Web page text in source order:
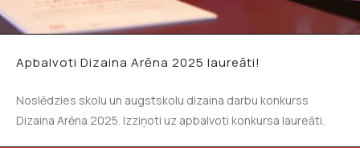
Apbalvoti Dizaina Arēna 2025 laureāti!
Noslēdzies skolu un augstskolu dizaina darbu konkurss
Dizaina Arēna 2025. Izziņoti uz apbalvoti konkursa laureāti.